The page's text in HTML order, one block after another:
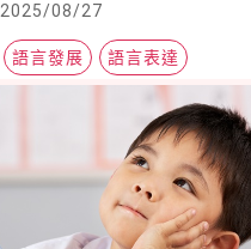
2025/08/27
語言發展 語言表達